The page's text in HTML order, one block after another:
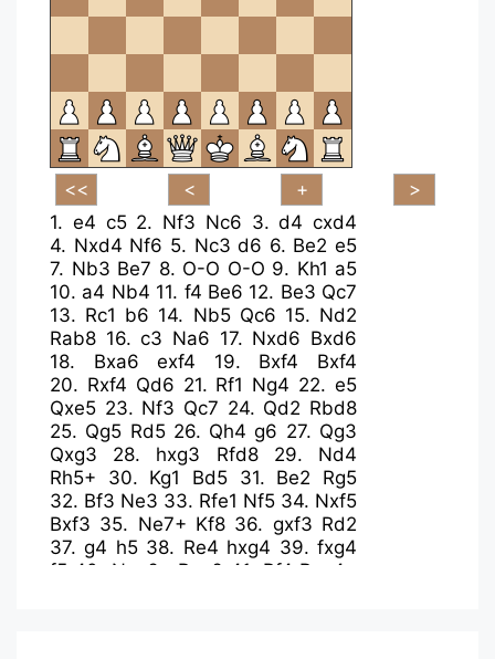
1. e4 c5 2. Nf3 Nc6 3.d4 cxd4
4. Nxd4 Nf6 5. Nc3 d6 6. Be2 e5
7. Nb3 Be7 8. O-O O-O 9. Kh1 a5
10. a4 Nb4 11. f4 Be6 12. Be3 Qc7
13. Rc1 b6 14. Nb5 Qc6 15. Nd2
Rab8 16.c3 Na6 17. Nxd6 Bxd6
18. Bxa6 exf4 19. Bxf4
Bxf4
20. Rxf4 Qd6 21. Rf1 Ng4 22.e5
Qxe5 23. Nf3 Qc7 24. Qd2 Rbd8
25. Qg5 Rd5 26. Qh4 g6 27. Qg3
Qxg3
28. hxg3 Rfd8 29. Nd4
Rh5+
30. Kg1 Bd5 31. Be2
Rg5
32. Bf3 Ne3 33. Rfe1 Nf5 34. Nxf5
Bxf3 35. Ne7+ Kf8 36. gxf3 Rd2
37.g4 h5 38. Re4 hxg4 39.fxg4
f5 40. Nxg6+ Rxg6 41. Rf4 Rxg4+